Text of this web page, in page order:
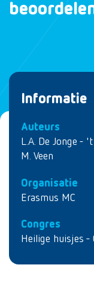
Informatie
Auteurs
L.A. De Jonge -
M. Veen
Organisatie
Erasmus MC
Congres
Heilige huisjes -